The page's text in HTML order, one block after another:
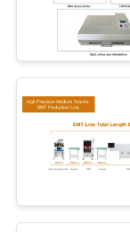
POLITIQUE
DE
SMT